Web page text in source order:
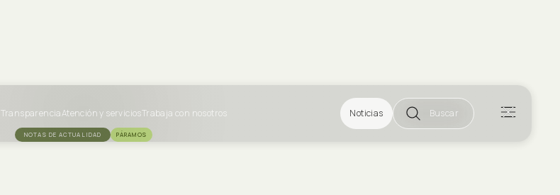
TransparenciaAtención y serviciosTrabaja con nosotros Noticias Buscar
NOTAS DE ACTUALIDAD PÁRAMOS